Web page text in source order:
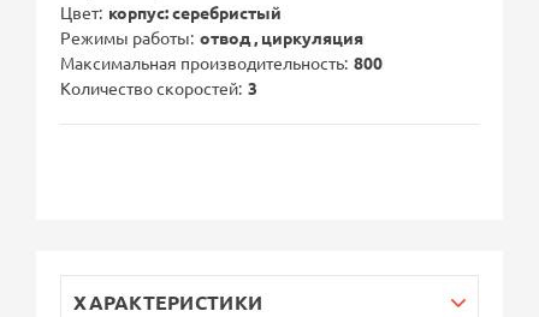
Цвет корпус: серебристый
Режимы работы отвод , циркуляция
Максимальная производительность 800
Количество скоростей 3
ХАРАКТЕРИСТИКИ